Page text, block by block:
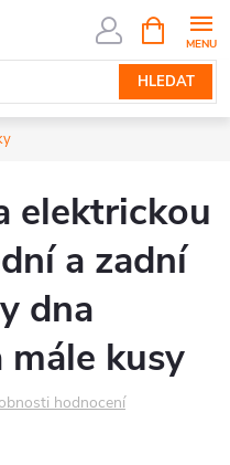
HLEDAT
NÁKUPNÍ
KOŠÍK
elektrickou
a zadní
dna
mále kusy
hodnocení